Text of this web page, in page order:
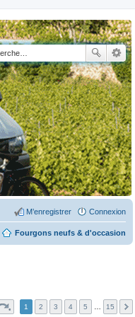
Connexion
M’enregistrer
Fourgons neufs & d'occasion
1 2 3 4 5 15